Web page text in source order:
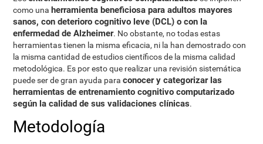
como una herramienta beneficiosa para adultos mayores
sanos, con deterioro cognitivo leve (DCL) o con la
enfermedad de Alzheimer. No obstante, no todas estas
herramientas tienen la misma eficacia, ni la han demostrado con
la misma cantidad de estudios científicos de la misma calidad
metodológica. Es por esto que realizar una revisión sistemática
puede ser de gran ayuda paraconocer y categorizar las
herramientas de entrenamiento cognitivo computarizado
según la calidad de sus validaciones clínicas.
Metodología